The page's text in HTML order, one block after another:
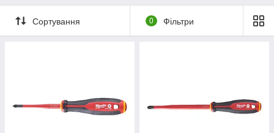
Сортування 0 Фільтри